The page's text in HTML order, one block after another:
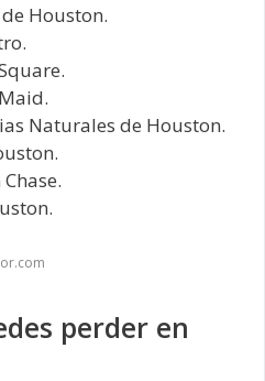
Houston.
Naturales de Houston.
perder en